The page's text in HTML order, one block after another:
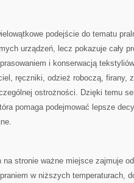
podejście do tematu
urządzeń, lecz pokazuje cały
i konserwacją
ręczniki, odzież roboczą, firany,
ostrożności. Dzięki temu
pomaga podejmować lepsze
na stronie ważne miejsce zajmuje
w niższych temperaturach,